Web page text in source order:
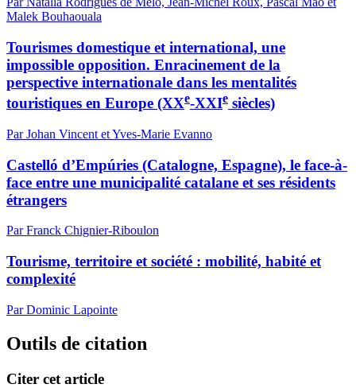
Malek Bouhaouala
Tourismes domestique et international, une
impossible opposition. Enracinement de la
perspective internationale dans les mentalités
touristiques en Europe (XXe-XXIe siècles)
Par Johan Vincent et Yves-Marie Evanno
Castelló d’Empúries (Catalogne, Espagne), le face-à-
face entre une municipalité catalane et ses résidents
étrangers
Par Franck Chignier-Riboulon
Tourisme, territoire et société : mobilité, habité et
complexité
Par Dominic Lapointe
Outils de citation
Citer cet article